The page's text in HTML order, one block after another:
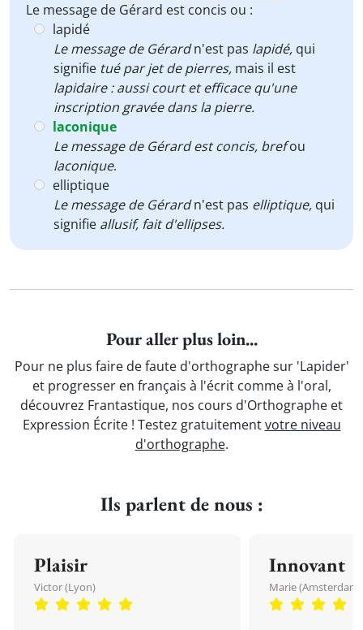
Le message de Gérard est concis ou :
lapidé
Le message de Gérardn'est pas lapidé, qui
signifie tué par jet de pierres, mais il est
lapidaire : aussi court et efficace qu'une
inscription gravée dans la pierre.
laconique
Le message de Gérard est concis, brefou
laconique.
elliptique
Le message de Gérardn'est pas elliptique, qui
signifie allusif, fait d'ellipses.
Pour aller plus loin...
Pour ne plus faire de faute d'orthographe sur 'Lapider'
et progresser en français à l'écrit comme à l'oral,
découvrez Frantastique, nos cours d'Orthographe et
Expression Écrite ! Testez gratuitementvotre niveau
d'orthographe.
Ils parlent de nous :
Plaisir
Victor (Lyon)
Innovant
Marie (Amsterdam)